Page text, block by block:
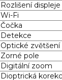
Rozlišení displeje
Wi-Fi
Čočka
Detekce
Optické zvětšení
Zorné pole
Digitální zoom
Dioptrická